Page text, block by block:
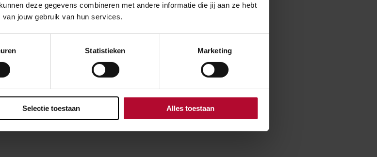
deze gegevens combineren met andere informatie die jij aan ze hebt
jouw gebruik van hun services.
Statistieken Marketing
Selectie toestaan Alles toestaan